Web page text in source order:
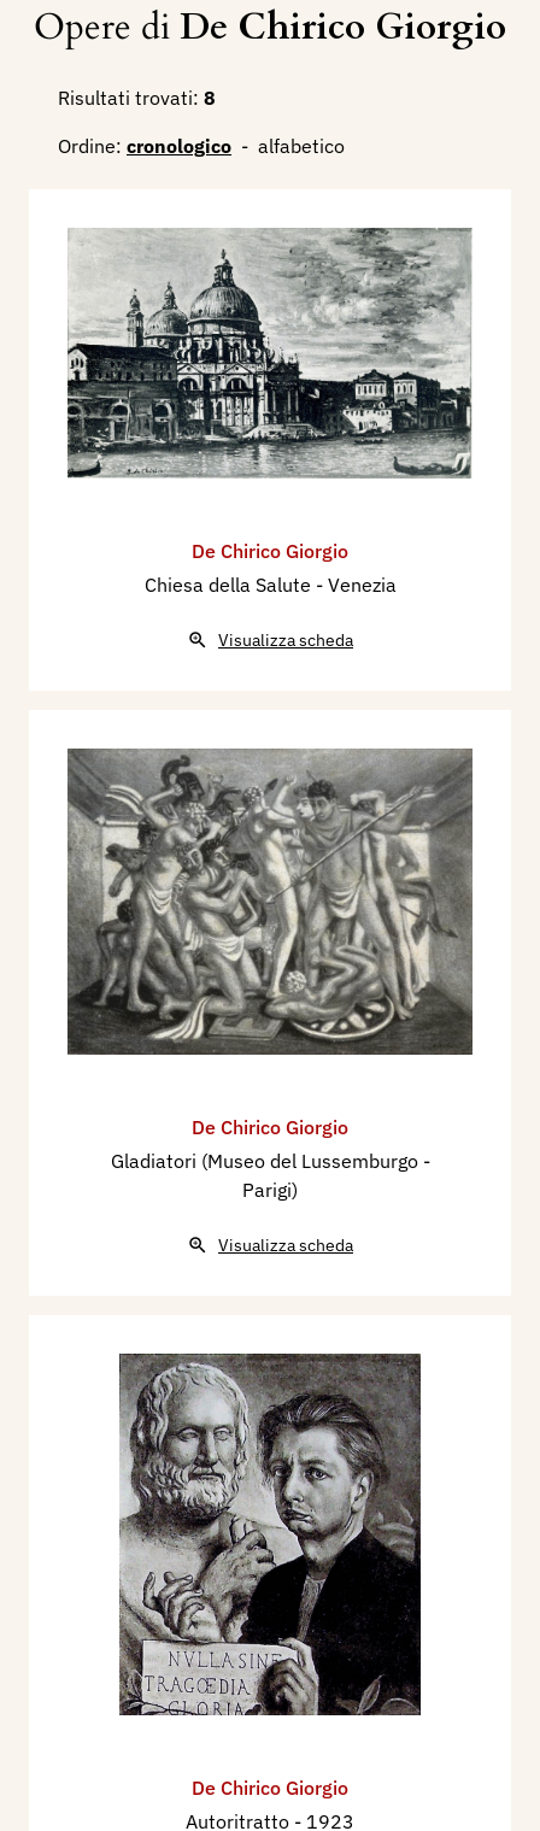
Opere diDe Chirico Giorgio
Risultati trovati: 8
Ordine: cronologico - alfabetico
De Chirico Giorgio
Chiesa della Salute - Venezia
Visualizza scheda
De Chirico Giorgio
Gladiatori (Museo del Lussemburgo -
Parigi)
Visualizza scheda
De Chirico Giorgio
Autoritratto - 1923